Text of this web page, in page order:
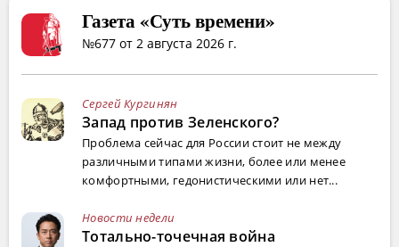
Газета «Суть времени»
№677 от 2 августа 2026 г.
Сергей Кургинян
Запад против Зеленского?
Проблема сейчас для России стоит не между
различными типами жизни, более или менее
комфортными, гедонистическими или нет...
Новости недели
Тотально-точечная война